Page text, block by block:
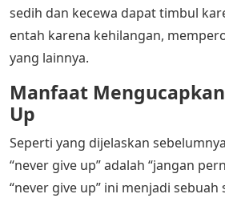
sedih dan kecewa dapat timbul
entah karena kehilangan,
yang lainnya.
Manfaat
Up
Seperti yang dijelaskan
“never give up” adalah “jangan
“never give up” ini menjadi